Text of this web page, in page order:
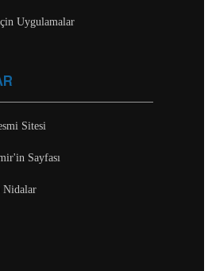
Uygulamalar
Sitesi
Sayfası
Nidalar